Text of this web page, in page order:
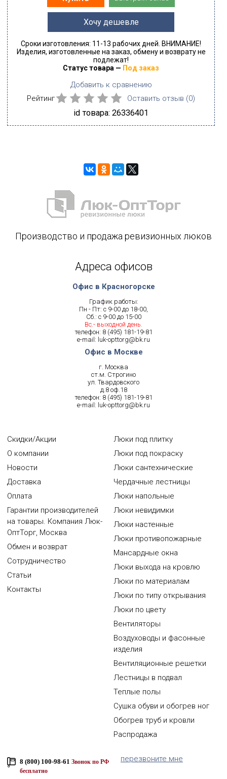
Хочу дешевле
Сроки изготовления: 11-13 рабочих дней. ВНИМАНИЕ!
Изделия, изготовленные на заказ, обмену и возврату не
подлежат!
Статус товара — Под заказ
Добавить к сравнению
Рейтинг
Оставить отзыв (0)
id товара: 26336401
Производство и продажа ревизионных люков
Адреса офисов
Офис в Красногорске
График работы:
Пн - Пт: с 9-00 до 18-00,
Сб.: с 9-00 до 15-00
Вс.- выходной день.
телефон: 8 (495) 181-19-81
e-mail: luk-opttorg@bk.ru
Офис в Москве
г. Москва
ст.м. Строгино
ул. Твардовского
д.8 оф.18
телефон: 8 (495) 181-19-81
e-mail: luk-opttorg@bk.ru
Скидки/Акции
О компании
Новости
Доставка
Оплата
Гарантии производителей
на товары. Компания Люк-
ОптТорг, Москва
Обмен и возврат
Сотрудничество
Статьи
Контакты
Люки под плитку
Люки под покраску
Люки сантехнические
Чердачные лестницы
Люки напольные
Люки невидимки
Люки настенные
Люки противопожарные
Мансардные окна
Люки выхода на кровлю
Люки по материалам
Люки по типу открывания
Люки по цвету
Вентиляторы
Воздуховоды и фасонные
изделия
Вентиляционные решетки
Лестницы в подвал
Теплые полы
Сушка обуви и обогрев ног
Обогрев труб и кровли
Распродажа
8 (800) 100-98-61 Звонок по РФ
бесплатно
перезвоните мне